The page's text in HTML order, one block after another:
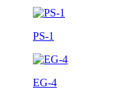
PS-1
EG-4